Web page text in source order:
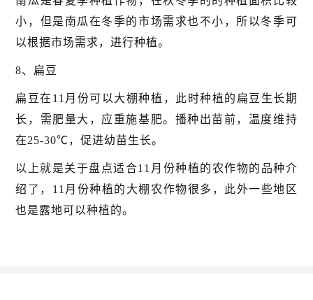
小，但是南瓜在冬季的市场需求也不小，所以冬季可
以根据市场需求，进行种植。
8、扁豆
扁豆在11月份可以大棚种植，此时种植的扁豆生长期
长，需肥量大，应重施基肥。播种出苗前，温度维持
在25-30℃，促进幼苗生长。
以上就是关于盘点适合11月份种植的农作物的品种介
绍了，11月份种植的大棚农作物很多，此外一些地区
也是露地可以种植的。